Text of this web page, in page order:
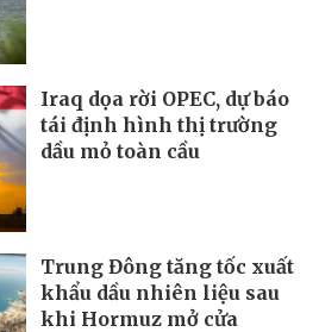
Iraq dọa rời OPEC, dự báo
tái định hình thị trường
dầu mỏ toàn cầu
Trung Đông tăng tốc xuất
khẩu dầu nhiên liệu sau
khi Hormuz mở cửa